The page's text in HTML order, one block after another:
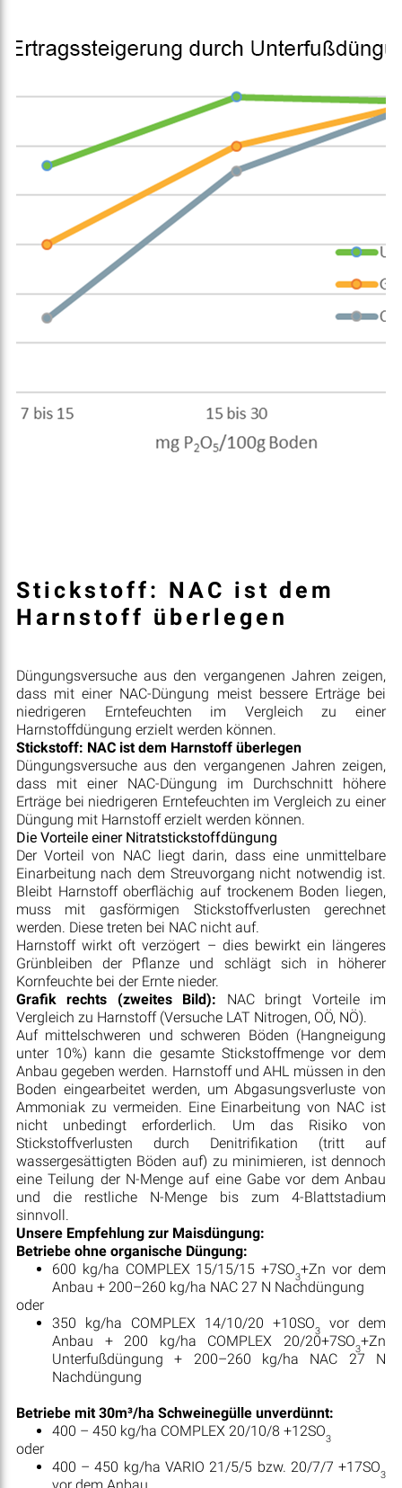
Stickstoff: NAC ist dem
Harnstoff überlegen
Düngungsversuche aus den vergangenen Jahren zeigen,
dass mit einer NAC-Düngung meist bessere Erträge bei
niedrigeren Erntefeuchten im Vergleich zu einer
Harnstoffdüngung erzielt werden können.
Stickstoff: NAC ist dem Harnstoff überlegen
Düngungsversuche aus den vergangenen Jahren zeigen,
dass mit einer NAC-Düngung im Durchschnitt höhere
Erträge bei niedrigeren Erntefeuchten im Vergleich zu einer
Düngung mit Harnstoff erzielt werden können.
Die Vorteile einer Nitratstickstoffdüngung
Der Vorteil von NAC liegt darin, dass eine unmittelbare
Einarbeitung nach dem Streuvorgang nicht notwendig ist.
Bleibt Harnstoff oberflächig auf trockenem Boden liegen,
muss mit gasförmigen Stickstoffverlusten gerechnet
werden. Diese treten bei NAC nicht auf.
Harnstoff wirkt oft verzögert – dies bewirkt ein längeres
Grünbleiben der Pflanze und schlägt sich in höherer
Kornfeuchte bei der Ernte nieder.
Grafik rechts (zweites Bild): NAC bringt Vorteile im
Vergleich zu Harnstoff (Versuche LAT Nitrogen, OÖ, NÖ).
Auf mittelschweren und schweren Böden (Hangneigung
unter 10%) kann die gesamte Stickstoffmenge vor dem
Anbau gegeben werden. Harnstoff und AHL müssen in den
Boden eingearbeitet werden, um Abgasungsverluste von
Ammoniak zu vermeiden. Eine Einarbeitung von NAC ist
nicht unbedingt erforderlich. Um das Risiko von
Stickstoffverlusten durch Denitrifikation (tritt auf
wassergesättigten Böden auf) zu minimieren, ist dennoch
eine Teilung der N-Menge auf eine Gabe vor dem Anbau
und die restliche N-Menge bis zum 4-Blattstadium
sinnvoll.
Unsere Empfehlung zur Maisdüngung:
Betriebe ohne organische Düngung:
600 kg/ha COMPLEX 15/15/15 +7SO3+Zn vor dem
Anbau + 200–260 kg/ha NAC 27 N Nachdüngung
oder
350 kg/ha COMPLEX 14/10/20 +10SO3
vor dem
Anbau + 200 kg/ha COMPLEX 20/20+7SO3+Zn
Unterfußdüngung + 200–260 kg/ha NAC 27 N
Nachdüngung
Betriebe mit 30m³/ha Schweinegülle unverdünnt:
400 – 450 kg/ha COMPLEX 20/10/8 +12SO3
oder
400 – 450 kg/ha VARIO 21/5/5 bzw. 20/7/7 +17SO3